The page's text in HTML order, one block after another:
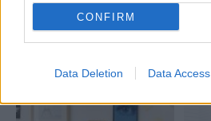
CONFIRM
Data Deletion Data Access
Inšpirácie